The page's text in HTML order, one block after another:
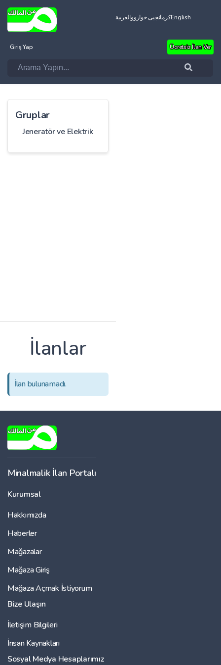
العربيةکرمانجیی خوارووEnglish
Giriş Yap Ücretsiz İlan Ver
Gruplar
Jeneratör ve Elektrik
İlanlar
İlan bulunamadı.
Minalmalik İlan Portalı
Kurumsal
Hakkımızda
Haberler
Mağazalar
Mağaza Giriş
Mağaza Açmak İstiyorum
Bize Ulaşın
İletişim Bilgileri
İnsan Kaynakları
Sosyal Medya Hesaplarımız